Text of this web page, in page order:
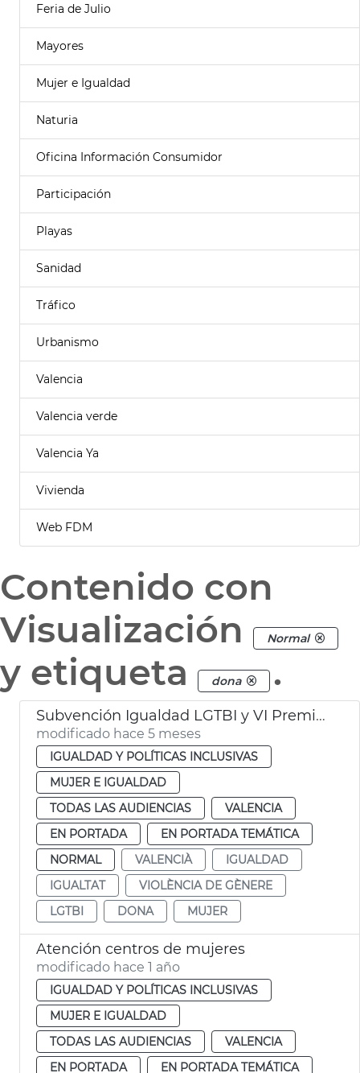
Feria de Julio
Mayores
Mujer e Igualdad
Naturia
Oficina Información Consumidor
Participación
Playas
Sanidad
Tráfico
Urbanismo
Valencia
Valencia verde
Valencia Ya
Vivienda
Web FDM
Contenido con
Visualización
Normal
y etiqueta dona .
Subvención Igualdad LGTBI y VI Premios Igualdad València
modificado hace 5 meses
IGUALDAD Y POLÍTICAS INCLUSIVAS
MUJER E IGUALDAD
TODAS LAS AUDIENCIAS
VALENCIA
EN PORTADA
EN PORTADA TEMÁTICA
NORMAL
VALENCIÀ
IGUALDAD
IGUALTAT
VIOLÈNCIA DE GÈNERE
LGTBI
DONA MUJER
Atención centros de mujeres
modificado hace 1 año
IGUALDAD Y POLÍTICAS INCLUSIVAS
MUJER E IGUALDAD
TODAS LAS AUDIENCIAS
VALENCIA
EN PORTADA
EN PORTADA TEMÁTICA